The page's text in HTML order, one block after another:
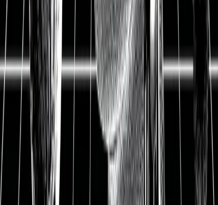
Aktienanalyse
Eckert & Ziegler
Aktienanalyse: Strahlende
Zukunft durch moderne
Krebsbehandlung mit einem
tiefen Burggraben